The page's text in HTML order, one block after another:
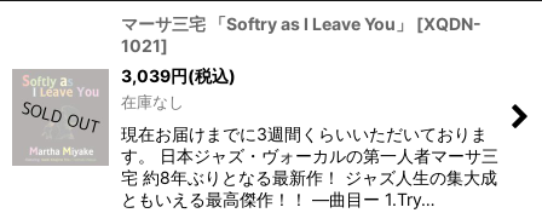
マーサ三宅 「Softry as I Leave You」 [XQDN-
1021]
3,039円(税込)
在庫なし
現在お届けまでに3週間くらいいただいておりま
す。 日本ジャズ・ヴォーカルの第一人者マーサ三
宅 約8年ぶりとなる最新作！ ジャズ人生の集大成
ともいえる最高傑作！！ —曲目ー 1.Try…